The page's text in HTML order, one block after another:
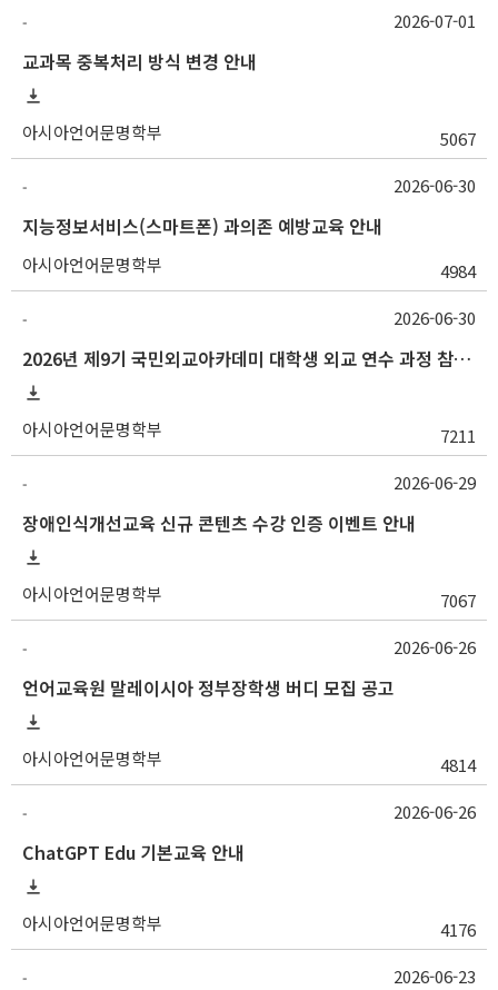
-
교과목 중복처리 방식 변경 안내
아시아언어문명학부 5067
2026-07-01
-
지능정보서비스(스마트폰) 과의존 예방교육 안내
아시아언어문명학부 4984
2026-06-30
-
2026년 제9기 국민외교아카데미 대학생 외교 연수 과정 참가자 모집
아시아언어문명학부 7211
2026-06-30
-
장애인식개선교육 신규 콘텐츠 수강 인증 이벤트 안내
아시아언어문명학부 7067
2026-06-29
-
언어교육원 말레이시아 정부장학생 버디 모집 공고
아시아언어문명학부 4814
2026-06-26
-
ChatGPT Edu 기본교육 안내
아시아언어문명학부 4176
2026-06-26
- 2026-06-23